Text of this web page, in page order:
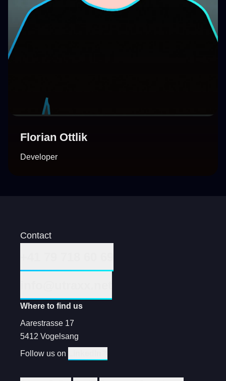
Florian Ottlik
Developer
Contact
Where to find us
Aarestrasse 17
5412 Vogelsang
Follow us on